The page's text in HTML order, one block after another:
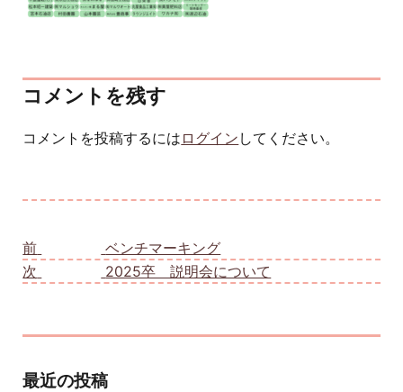
コメントを残す
コメントを投稿するには ログイン してください。
前
ベンチマーキング
次
2025卒 説明会について
最近の投稿